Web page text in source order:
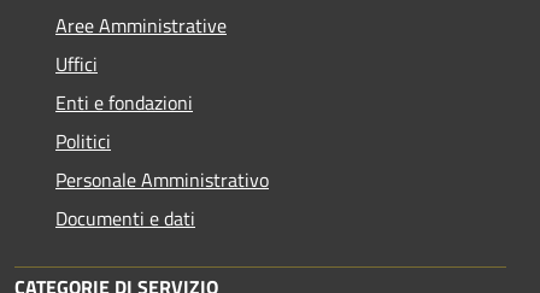
Aree Amministrative
Uffici
Enti e fondazioni
Politici
Personale Amministrativo
Documenti e dati
CATEGORIE DI SERVIZIO